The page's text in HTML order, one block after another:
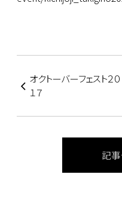
オクトーバーフェスト２０
１７
記